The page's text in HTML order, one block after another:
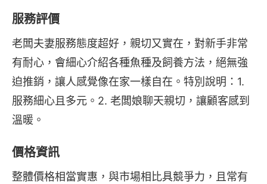
服務評價
老闆夫妻服務態度超好，親切又實在，對新手非常
有耐心，會細心介紹各種魚種及飼養方法，絕無強
迫推銷，讓人感覺像在家一樣自在。特別說明：1.
服務細心且多元。2. 老闆娘聊天親切，讓顧客感到
溫暖。
價格資訊
整體價格相當實惠，與市場相比具競爭力，且常有